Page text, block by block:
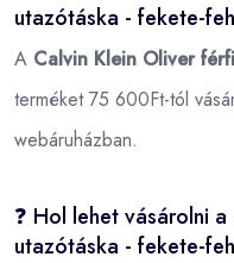
utazótáska - fekete-
A Calvin Klein Oliver
terméket 75 600Ft-tól
webáruházban.
❓ Hol lehet vásárolni
utazótáska - fekete-